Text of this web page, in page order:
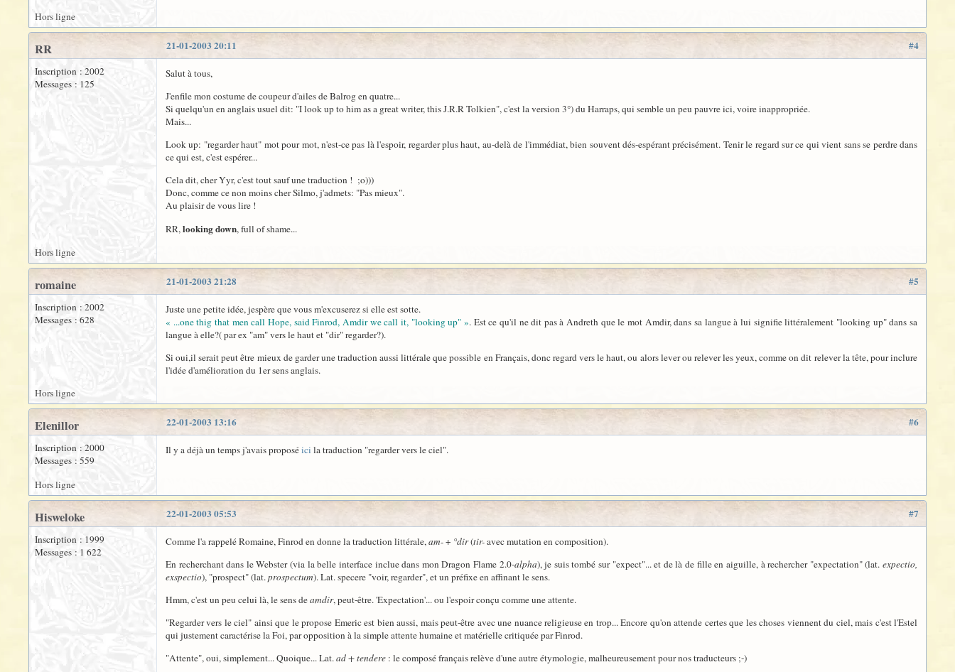
Hors ligne
#4
21-01-2003 20:11
RR
Inscription : 2002
Messages : 125
Salut à tous,
J'enfile mon costume de coupeur d'ailes de Balrog en quatre...
Si quelqu'un en anglais usuel dit: "I look up to him as a great writer, this J.R.R Tolkien", c'est la version 3°) du Harraps, qui semble un peu pauvre ici, voire inappropriée.
Mais...
Look up: "regarder haut" mot pour mot, n'est-ce pas là l'espoir, regarder plus haut, au-delà de l'immédiat, bien souvent dés-espérant précisément. Tenir le regard sur ce qui vient sans se perdre dans
ce qui est, c'est espérer...
Cela dit, cher Yyr, c'est tout sauf une traduction ! ;o)))
Donc, comme ce non moins cher Silmo, j'admets: "Pas mieux".
Au plaisir de vous lire !
RR,looking down, full of shame...
Hors ligne
#5
21-01-2003 21:28
romaine
Inscription : 2002
Messages : 628
Juste une petite idée, jespère que vous m'excuserez si elle est sotte.
« ...one thig that men call Hope, said Finrod, Amdir we call it, "looking up" ». Est ce qu'il ne dit pas à Andreth que le mot Amdir, dans sa langue à lui signifie littéralement "looking up" dans sa
langue à elle?( par ex "am" vers le haut et "dir" regarder?).
Si oui,il serait peut être mieux de garder une traduction aussi littérale que possible en Français, donc regard vers le haut, ou alors lever ou relever les yeux, comme on dit relever la tête, pour inclure
l'idée d'amélioration du 1er sens anglais.
Hors ligne
#6
22-01-2003 13:16
Elenillor
Inscription : 2000
Messages : 559
Il y a déjà un temps j'avais proposéici la traduction "regarder vers le ciel".
Hors ligne
#7
22-01-2003 05:53
Hisweloke
Inscription : 1999
Messages : 1 622
Comme l'a rappelé Romaine, Finrod en donne la traduction littérale,am-+ °dir(tir-avec mutation en composition).
En recherchant dans le Webster (via la belle interface inclue dans mon Dragon Flame 2.0-alpha), je suis tombé sur "expect"... et de là de fille en aiguille, à rechercher "expectation" (lat.expectio,
exspectio), "prospect" (lat.prospectum). Lat. specere "voir, regarder", et un préfixe en affinant le sens.
Hmm, c'est un peu celui là, le sens deamdir, peut-être. 'Expectation'... ou l'espoir conçu comme une attente.
"Regarder vers le ciel" ainsi que le propose Emeric est bien aussi, mais peut-être avec une nuance religieuse en trop... Encore qu'on attende certes que les choses viennent du ciel, mais c'est l'Estel
qui justement caractérise la Foi, par opposition à la simple attente humaine et matérielle critiquée par Finrod.
"Attente", oui, simplement... Quoique... Lat.ad + tendere : le composé français relève d'une autre étymologie, malheureusement pour nos traducteurs ;-)